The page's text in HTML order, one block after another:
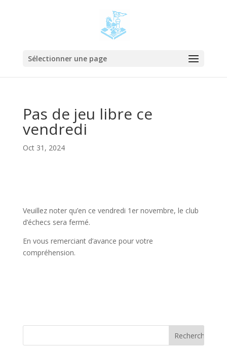
Sélectionner une page
Pas de jeu libre ce
vendredi
Oct 31, 2024
Veuillez noter qu’en ce vendredi 1er novembre, le club
d’échecs sera fermé.
En vous remerciant d’avance pour votre
compréhension.